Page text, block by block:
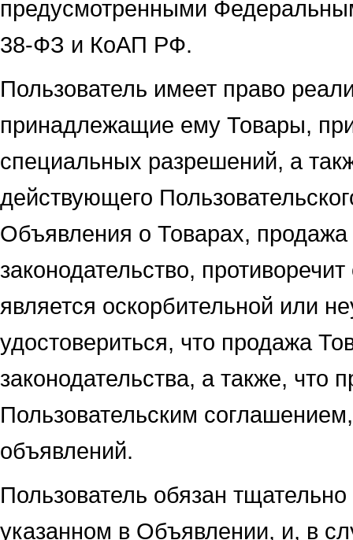
предусмотренными
38-ФЗ и КоАП РФ.
Пользователь имеет право
принадлежащие ему Товары, при
специальных разрешений, а
действующего
Объявления о Товарах,
законодательство,
является оскорбительной или
удостовериться, что продажа
законодательства, а также, что
Пользовательским
объявлений.
Пользователь обязан
указанном в Объявлении, и, в